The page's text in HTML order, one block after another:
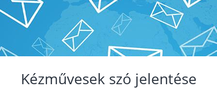
Kézművesek szó jelentése